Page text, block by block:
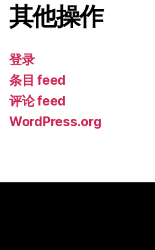
其他操作
登录
条目 feed
评论 feed
WordPress.org